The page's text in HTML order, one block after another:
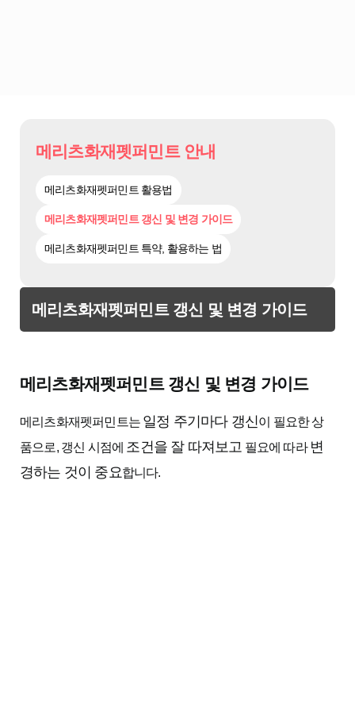
메리츠화재펫퍼민트 안내
메리츠화재펫퍼민트 활용법
메리츠화재펫퍼민트 갱신 및 변경 가이드
메리츠화재펫퍼민트 특약, 활용하는 법
메리츠화재펫퍼민트 갱신 및 변경 가이드
메리츠화재펫퍼민트 갱신 및 변경 가이드
메리츠화재펫퍼민트는 일정 주기마다 갱신이 필요한 상
품으로, 갱신 시점에 조건을 잘 따져보고 필요에 따라 변
경하는 것이 중요합니다.